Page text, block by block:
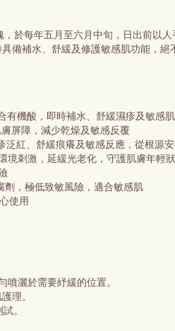
於每年五月至六月中旬，日出前以人
補水、舒緩及修護敏感肌功能，絕
機酸，即時補水、舒緩濕疹及敏感
屏障，減少乾燥及敏感反覆
紅、舒緩痕癢及敏感反應，從根源
境刺激，延緩光老化，守護肌膚年輕
劑，極低致敏風險，適合敏感肌
使用
灑於需要紓緩的位置。
理。
。